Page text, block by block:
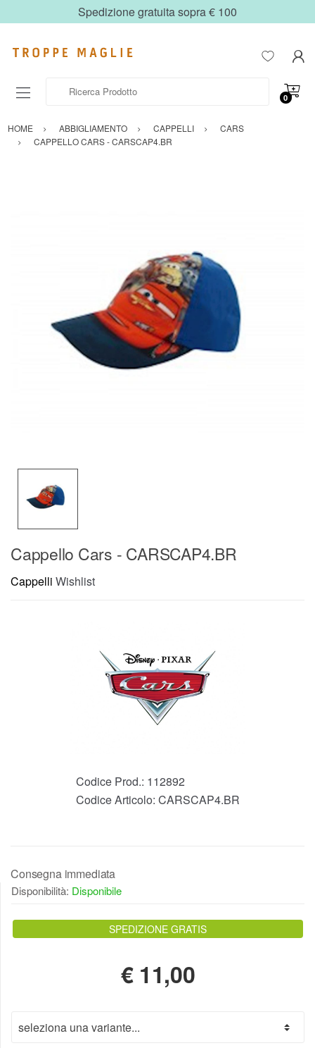
Spedizione gratuita sopra € 100
0
HOME ABBIGLIAMENTO CAPPELLI
CARS
CAPPELLO CARS - CARSCAP4.BR
Cappello Cars - CARSCAP4.BR
Cappelli Wishlist
Codice Prod.: 112892
Codice Articolo: CARSCAP4.BR
Consegna immediata
Disponibilità: Disponibile
SPEDIZIONE GRATIS
€ 11,00